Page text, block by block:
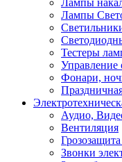
Лампы
Лампы
Тестеры
Управление
Фонари,
Аудио,
Вентиляция
Звонки